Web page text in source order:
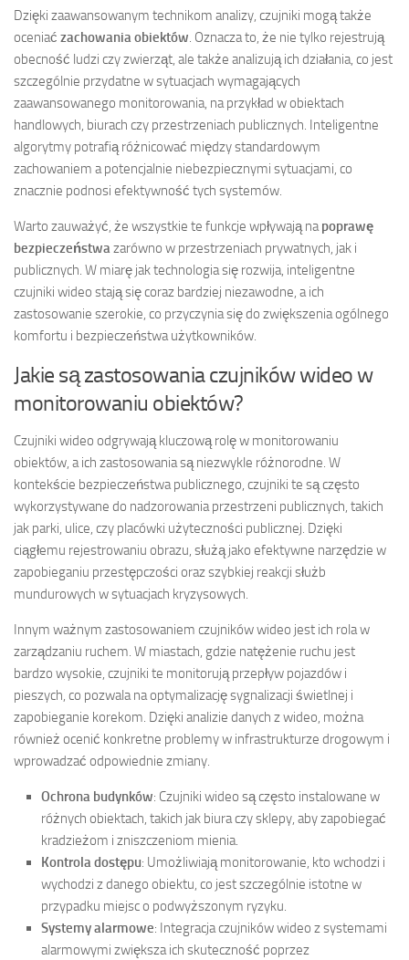
Dzięki zaawansowanym technikom analizy, czujniki mogą także
oceniać zachowania obiektów. Oznacza to, że nie tylko rejestrują
obecność ludzi czy zwierząt, ale także analizują ich działania, co jest
szczególnie przydatne w sytuacjach wymagających
zaawansowanego monitorowania, na przykład w obiektach
handlowych, biurach czy przestrzeniach publicznych. Inteligentne
algorytmy potrafią różnicować między standardowym
zachowaniem a potencjalnie niebezpiecznymi sytuacjami, co
znacznie podnosi efektywność tych systemów.
Warto zauważyć, że wszystkie te funkcje wpływają napoprawę
bezpieczeństwazarówno w przestrzeniach prywatnych, jak i
publicznych. W miarę jak technologia się rozwija, inteligentne
czujniki wideo stają się coraz bardziej niezawodne, a ich
zastosowanie szerokie, co przyczynia się do zwiększenia ogólnego
komfortu i bezpieczeństwa użytkowników.
Jakie są zastosowania czujników wideo w
monitorowaniu obiektów?
Czujniki wideo odgrywają kluczową rolę w monitorowaniu
obiektów, a ich zastosowania są niezwykle różnorodne. W
kontekście bezpieczeństwa publicznego, czujniki te są często
wykorzystywane do nadzorowania przestrzeni publicznych, takich
jak parki, ulice, czy placówki użyteczności publicznej. Dzięki
ciągłemu rejestrowaniu obrazu, służą jako efektywne narzędzie w
zapobieganiu przestępczości oraz szybkiej reakcji służb
mundurowych w sytuacjach kryzysowych.
Innym ważnym zastosowaniem czujników wideo jest ich rola w
zarządzaniu ruchem. W miastach, gdzie natężenie ruchu jest
bardzo wysokie, czujniki te monitorują przepływ pojazdów i
pieszych, co pozwala na optymalizację sygnalizacji świetlnej i
zapobieganie korekom. Dzięki analizie danych z wideo, można
również ocenić konkretne problemy w infrastrukturze drogowym i
wprowadzać odpowiednie zmiany.
Ochrona budynków: Czujniki wideo są często instalowane w
różnych obiektach, takich jak biura czy sklepy, aby zapobiegać
kradzieżom i zniszczeniom mienia.
Kontrola dostępu: Umożliwiają monitorowanie, kto wchodzi i
wychodzi z danego obiektu, co jest szczególnie istotne w
przypadku miejsc o podwyższonym ryzyku.
Systemy alarmowe: Integracja czujników wideo z systemami
alarmowymi zwiększa ich skuteczność poprzez